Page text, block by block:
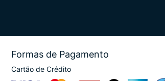
Formas de Pagamento
Cartão de Crédito